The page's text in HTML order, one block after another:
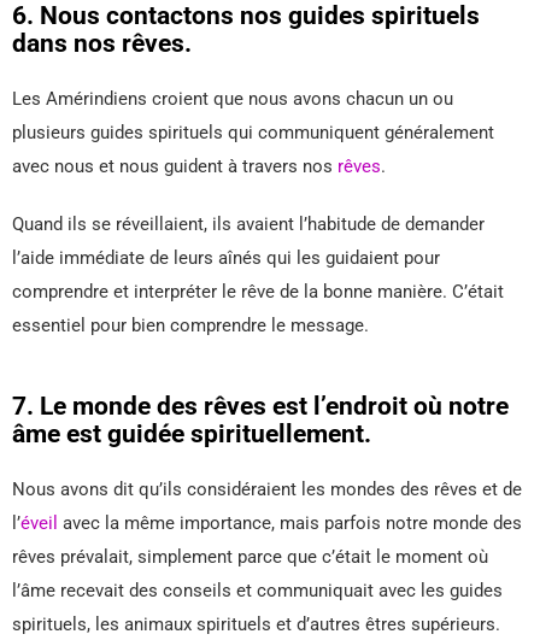
6. Nous contactons nos guides spirituels
dans nos rêves.
Les Amérindiens croient que nous avons chacun un ou
plusieurs guides spirituels qui communiquent généralement
avec nous et nous guident à travers nos rêves.
Quand ils se réveillaient, ils avaient l’habitude de demander
l’aide immédiate de leurs aînés qui les guidaient pour
comprendre et interpréter le rêve de la bonne manière. C’était
essentiel pour bien comprendre le message.
7. Le monde des rêves est l’endroit où notre
âme est guidée spirituellement.
Nous avons dit qu’ils considéraient les mondes des rêves et de
l’éveil avec la même importance, mais parfois notre monde des
rêves prévalait, simplement parce que c’était le moment où
l’âme recevait des conseils et communiquait avec les guides
spirituels, les animaux spirituels et d’autres êtres supérieurs.